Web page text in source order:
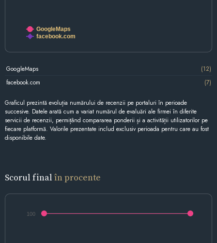
GoogleMaps
facebook.com
GoogleMaps
(12)
facebook.com
(7)
Graficul prezintă evoluția numărului de recenzii pe portaluri în perioade
succesive. Datele arată cum a variat numărul de evaluări ale firmei în diferite
servicii de recenzii, permițând compararea ponderii și a activității utilizatorilor pe
fiecare platformă. Valorile prezentate includ exclusiv perioada pentru care au fost
disponibile date.
Scorul final în procente
100